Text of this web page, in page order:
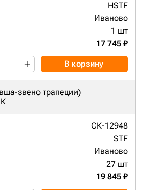
HSTF
Иваново
1 шт
17 745 ₽
В корзину
звено трапеции)
СК-12948
STF
Иваново
27 шт
19 845 ₽